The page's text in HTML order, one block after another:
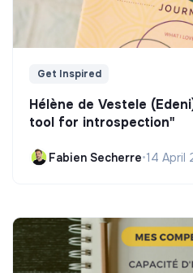
Get Inspired
Hélène de Vestele
tool for introspection"
Fabien Secherre•14 April